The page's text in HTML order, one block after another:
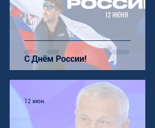
С Днём России!
12 июн.